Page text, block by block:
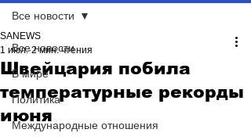
Все новости
В мире
Политика
Международные отношения
Все новости
Швейцария побила
температурные рекорды
июня
SANEWS
1 июл. 2 мин. чтения